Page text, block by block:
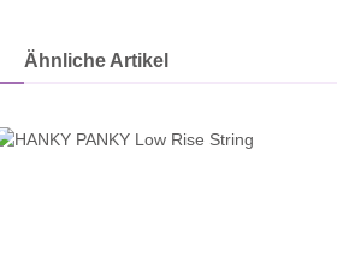
Ähnliche Artikel